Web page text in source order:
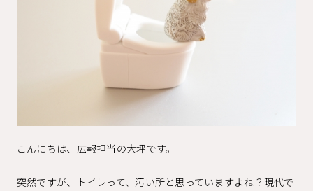
こんにちは、広報担当の大坪です。
突然ですが、トイレって、汚い所と思っていますよね？現代で